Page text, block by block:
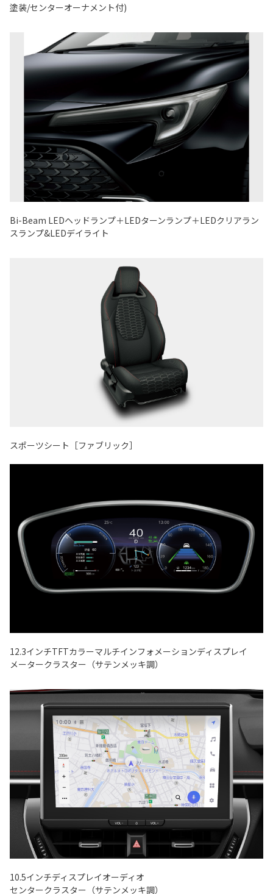
塗装/センターオーナメント付)
Bi-Beam LEDヘッドランプ＋LEDターンランプ＋LEDクリアラン
スランプ&LEDデイライト
スポーツシート［ファブリック］
12.3インチTFTカラーマルチインフォメーションディスプレイ
メータークラスター（サテンメッキ調）
10.5インチディスプレイオーディオ
センタークラスター（サテンメッキ調）